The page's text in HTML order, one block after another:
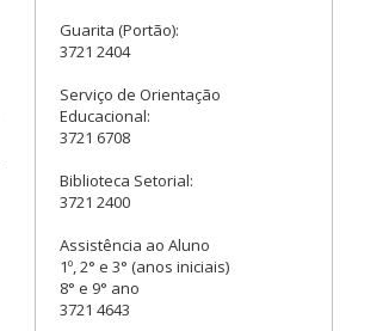
Guarita (Portão):
3721 2404
Serviço de Orientação
Educacional:
3721 6708
Biblioteca Setorial:
3721 2400
Assistência ao Aluno
1º, 2° e 3° (anos iniciais)
8° e 9° ano
3721 4643